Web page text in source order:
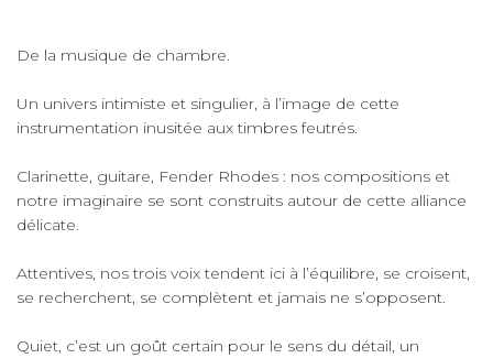
De la musique de chambre.
Un univers intimiste et singulier, à l’image de cette
instrumentation inusitée aux timbres feutrés.
Clarinette, guitare, Fender Rhodes : nos compositions et
notre imaginaire se sont construits autour de cette alliance
délicate.
Attentives, nos trois voix tendent ici à l’équilibre, se croisent,
se recherchent, se complètent et jamais ne s’opposent.
Quiet, c’est un goût certain pour le sens du détail, un